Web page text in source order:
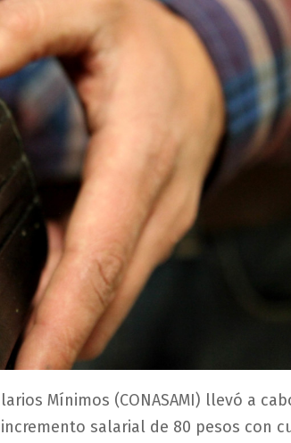
Mínimos (CONASAMI) llevó a
salarial de 80 pesos con